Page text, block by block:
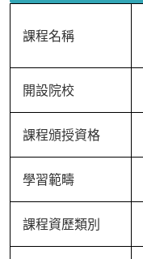
課程名稱
開設院校
課程頒授資格
學習範疇
課程資歷類別